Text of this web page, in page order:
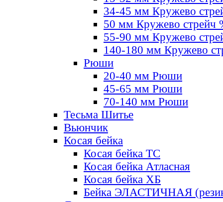
34-45 мм Кружево
50 мм Кружево стрейч
55-90 мм Кружево
140-180 мм Кружево
Рюши
20-40 мм Рюши
45-65 мм Рюши
70-140 мм Рюши
Тесьма Шитье
Вьюнчик
Косая бейка
Косая бейка ТС
Косая бейка Атласная
Косая бейка ХБ
Бейка ЭЛАСТИЧНАЯ